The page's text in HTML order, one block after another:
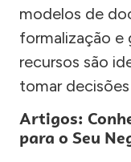
modelos de
formalização e
recursos são
tomar
Artigos:
para o Seu